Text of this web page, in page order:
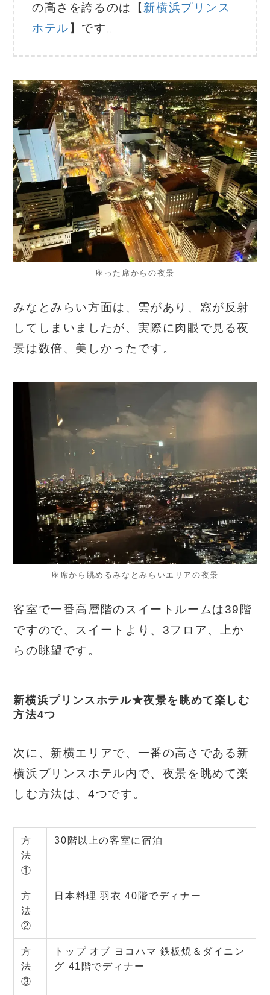
の高さを誇るのは【 新横浜プリンス
ホテル 】です。
座った席からの夜景
みなとみらい方面は、雲があり、窓が反射
してしまいましたが、実際に肉眼で見る夜
景は数倍、美しかったです。
座席から眺めるみなとみらいエリアの夜景
客室で一番高層階のスイートルームは39階
ですので、スイートより、3フロア、上か
らの眺望です。
新横浜プリンスホテル★夜景を眺めて楽しむ
方法4つ
次に、新横エリアで、一番の高さである新
横浜プリンスホテル内で、夜景を眺めて楽
しむ方法は、4つです。
方
法
①
30階以上の客室に宿泊
方
法
②
日本料理 羽衣 40階でディナー
方
法
③
トップ オブ ヨコハマ 鉄板焼＆ダイニン
グ 41階でディナー